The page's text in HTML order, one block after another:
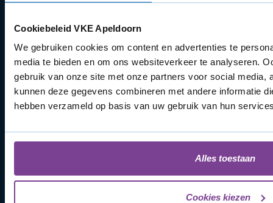
Cookiebeleid VKE Apeldoorn
We gebruiken cookies om content en advertenties te
media te bieden en om ons websiteverkeer te analyseren.
gebruik van onze site met onze partners voor social media,
kunnen deze gegevens combineren met andere informatie
hebben verzameld op basis van uw gebruik van hun
Alles toestaan
Cookies kiezen
Links
Offerte aanvragen
Configurator
Subsidie
Contact
Over Ons
Algemeen Locaties